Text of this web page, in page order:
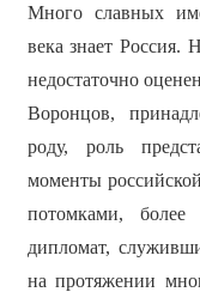
Много славных
века знает Россия.
недостаточно
Воронцов,
роду, роль
моменты
потомками, более
дипломат,
на протяжении